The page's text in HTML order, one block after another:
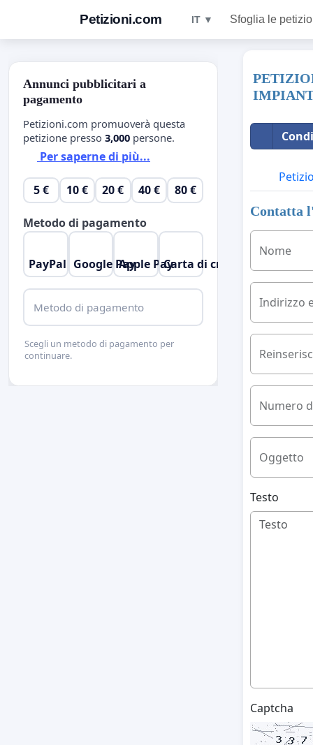
Petizioni.com IT ▼ Sfoglia le
Contatta
Nome
Indirizzo
Numero
Oggetto
Testo
Captcha
Annunci pubblicitari a
pagamento
Petizioni.com promuoverà questa
petizione presso 3,000 persone.
Per saperne di più...
5 € 10 € 20 € 40 € 80 €
Metodo di pagamento
PayPal Google PayApple PayCarta di credito
Metodo di pagamento
Scegli un metodo di pagamento per
continuare.